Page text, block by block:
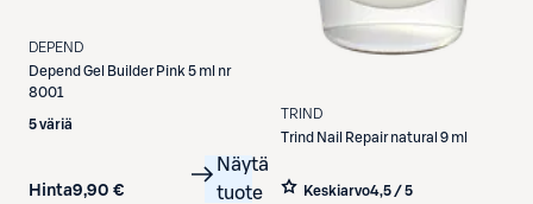
DEPEND
Depend Gel Builder Pink 5 ml nr
8001
5 väriä
Hinta9,90 €
Näytä
tuote
TRIND
Trind Nail Repair natural 9 ml
Keskiarvo4,5 / 5